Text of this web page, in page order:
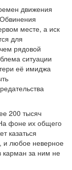
движения
месте, а иск
для
рядовой
ситуации
её имиджа
200 тысяч
фоне их общего
казаться
и любое неверное
карман за ним не